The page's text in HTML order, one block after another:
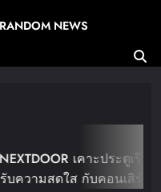
RANDOM NEWS
เคาะประตูเรียก
ามสดใส กับคอนเสิร์ต